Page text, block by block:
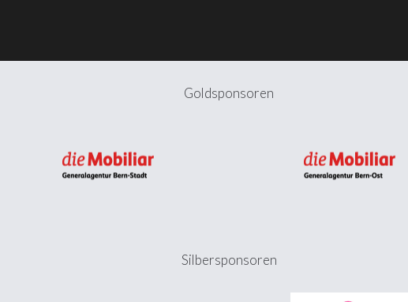
Goldsponsoren
Silbersponsoren